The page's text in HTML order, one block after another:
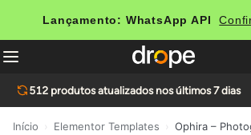
Lançamento: WhatsApp API
512 produtos atualizados nos últimos 7 dias
Início Elementor Templates
Ophira –